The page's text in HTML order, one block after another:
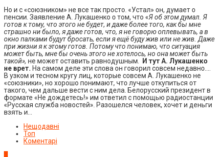
Но и с «союзником» не все так просто. «Устал» он, думает о
пенсии. Заявление А. Лукашенко о том, что «Я об этом думал. Я
готов к тому, что этого не будет, и даже более того, как бы мне
страшно ни было, я даже готов, что, я не говорю оплевывать, а в
окно палками будут бросать, если я ещё буду жив или не жив. Даже
при жизни я к этому готов. Потому что понимаю, что ситуация
может быть, мне бы очень этого не хотелось, но она может быть
такой», не может оставить равнодушным. И тут А. Лукашенко
не врет. На самом деле эти слова он говорил совсем недавно.…
В узком и тесном кругу лиц, которые совсем А. Лукашенко не
«союзники», но хорошо понимают, что лучше откупиться от
такого, чем дальше вести с ним дела. Белорусский президент в
формате «Не дождетесь!» им ответил с помощью радиостанции
«Русская служба новостей». Разошелся человек, хочет и деньги
взять и…
Нещодавні
Топ
Коментарі